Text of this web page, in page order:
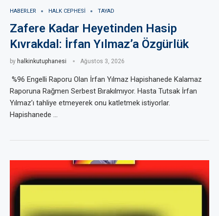
HABERLER HALK CEPHESI TAYAD
Zafere Kadar Heyetinden Hasip
Kıvrakdal: İrfan Yılmaz’a Özgürlük
by halkinkutuphanesi Ağustos 3, 2026
%96 Engelli Raporu Olan İrfan Yılmaz Hapishanede Kalamaz
Raporuna Rağmen Serbest Bırakılmıyor. Hasta Tutsak İrfan
Yılmaz’ı tahliye etmeyerek onu katletmek istiyorlar.
Hapishanede …